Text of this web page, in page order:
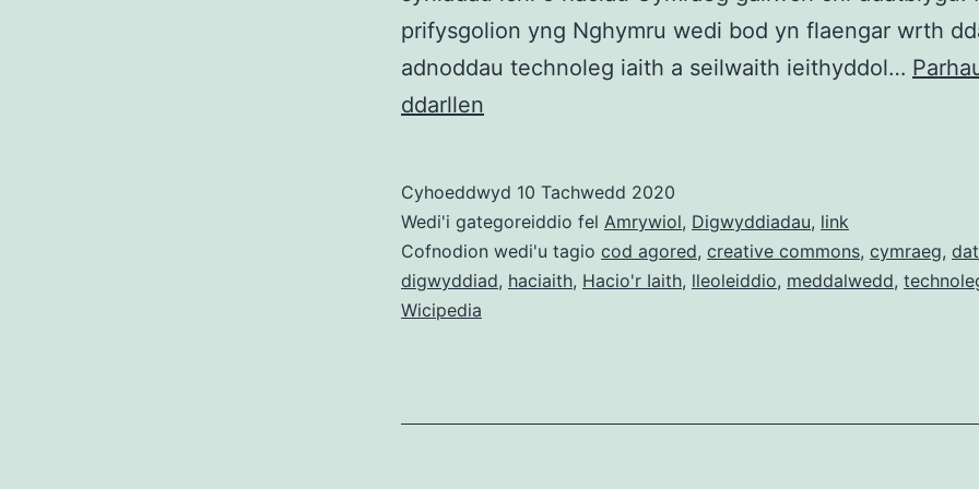
prifysgolion yng Nghymru wedi bod yn flaengar wrth
adnoddau technoleg iaith a seilwaith ieithyddol…
ddarllen
i
lawrlwytho
rhai
Cyhoeddwyd 10 Tachwedd 2020
Wedi'i gategoreiddio fel Amrywiol, Digwyddiadau, link
Cofnodion wedi'u tagio cod agored, creative commons, cymraeg,
digwyddiad, haciaith, Hacio'r Iaith, lleoleiddio, meddalwedd,
Wicipedia